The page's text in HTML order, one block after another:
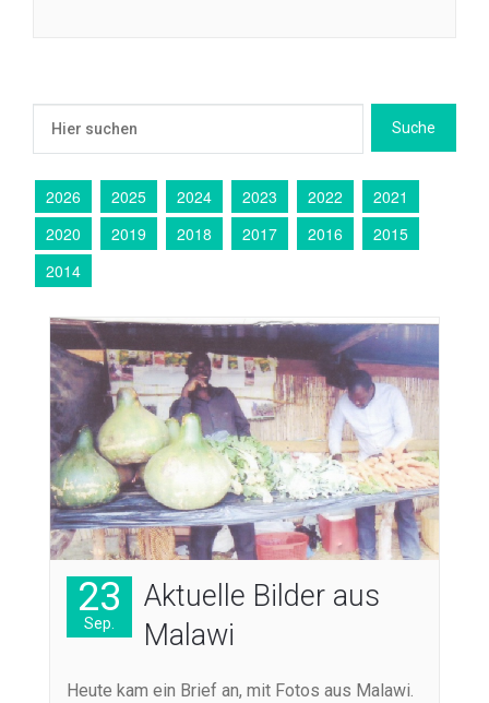
2026 2025 2024 2023 2022
2021
2020
2019 2018 2017 2016
2015
2014
23
Sep.
Aktuelle Bilder aus
Malawi
Heute kam ein Brief an, mit Fotos aus Malawi.